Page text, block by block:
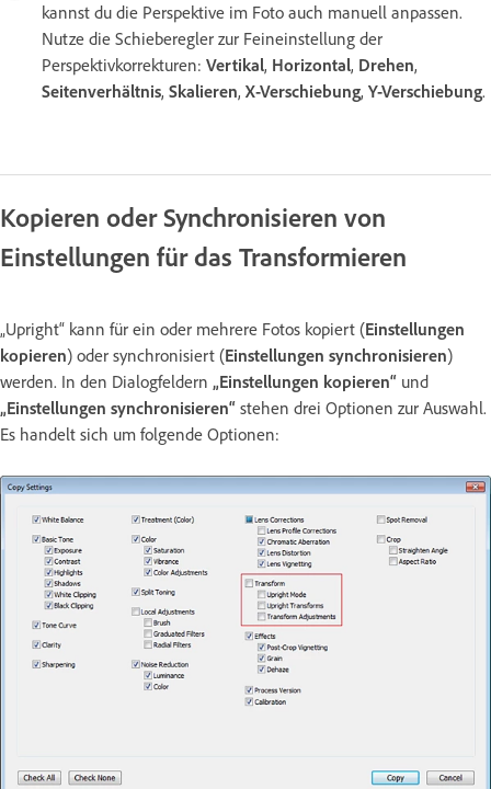
kannst du die Perspektive im Foto auch manuell anpassen.
Nutze die Schieberegler zur Feineinstellung der
Perspektivkorrekturen: Vertikal, Horizontal, Drehen,
Seitenverhältnis, Skalieren, X-Verschiebung, Y-Verschiebung.
Kopieren oder Synchronisieren von
Einstellungen für das Transformieren
„Upright“ kann für ein oder mehrere Fotos kopiert (Einstellungen
kopieren) oder synchronisiert (Einstellungen synchronisieren)
werden. In den Dialogfeldern „Einstellungen kopieren“ und
„Einstellungen synchronisieren“ stehen drei Optionen zur Auswahl.
Es handelt sich um folgende Optionen: